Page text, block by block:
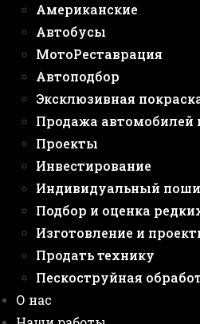
Американские
Автобусы
МотоРеставрация
Автоподбор
Эксклюзивная
Продажа автомобилей
Проекты
Инвестирование
Индивидуальный
Подбор и оценка
Изготовление и
Продать технику
Пескоструйная
О нас